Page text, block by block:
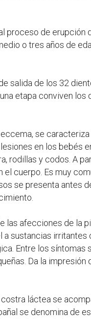
proceso de
o tres años de
salida de los 32
etapa conviven
se
en los bebés
rodillas y codos. A
cuerpo. Es muy
se presenta antes
las afecciones de la
sustancias irritantes
Entre los
Da la impresión
costra láctea se
se denomina de